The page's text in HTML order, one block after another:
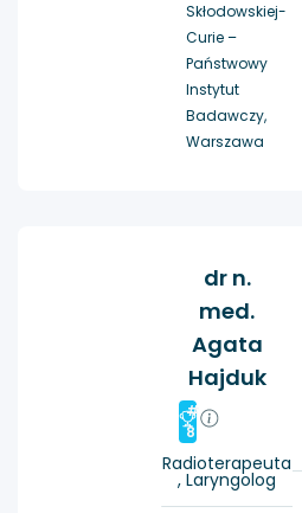
Skłodowskiej-
Curie –
Państwowy
Instytut
Badawczy,
Warszawa
dr n.
med.
Agata
Hajduk
#
8
Radioterapeuta
, Laryngolog